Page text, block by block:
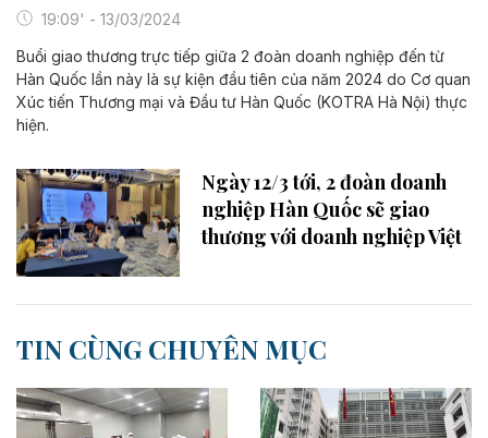
19:09' - 13/03/2024
Buổi giao thương trực tiếp giữa 2 đoàn doanh nghiệp đến từ
Hàn Quốc lần này là sự kiện đầu tiên của năm 2024 do Cơ quan
Xúc tiến Thương mại và Đầu tư Hàn Quốc (KOTRA Hà Nội) thực
hiện.
Ngày 12/3 tới, 2 đoàn doanh
nghiệp Hàn Quốc sẽ giao
thương với doanh nghiệp Việt
TIN CÙNG CHUYÊN MỤC